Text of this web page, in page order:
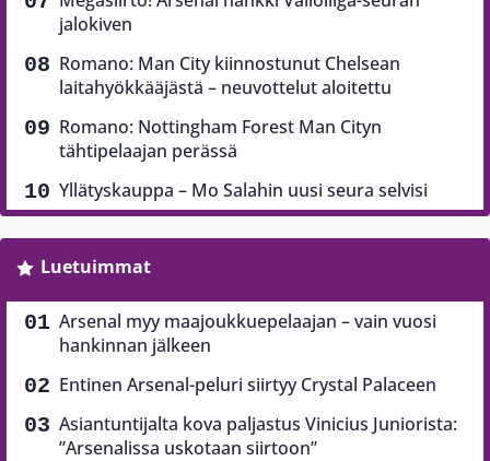
jalokiven
Romano: Man City kiinnostunut Chelsean
laitahyökkääjästä – neuvottelut aloitettu
Romano: Nottingham Forest Man Cityn
tähtipelaajan perässä
Yllätyskauppa – Mo Salahin uusi seura selvisi
Luetuimmat
Arsenal myy maajoukkuepelaajan – vain vuosi
hankinnan jälkeen
Entinen Arsenal-peluri siirtyy Crystal Palaceen
Asiantuntijalta kova paljastus Vinicius Juniorista:
”Arsenalissa uskotaan siirtoon”